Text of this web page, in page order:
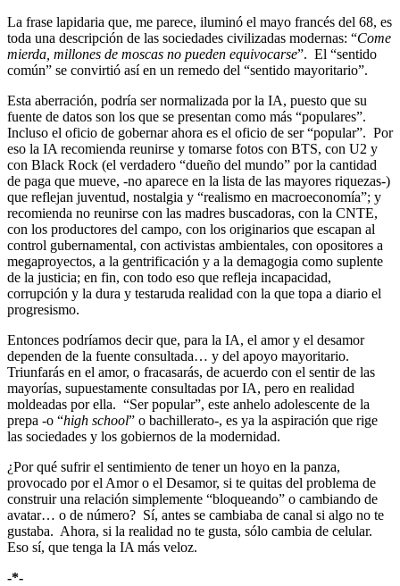
La frase lapidaria que, me parece, iluminó el mayo francés del 68, es
toda una descripción de las sociedades civilizadas modernas: “Come
mierda, millones de moscas no pueden equivocarse”. El “sentido
común” se convirtió así en un remedo del “sentido mayoritario”.
Esta aberración, podría ser normalizada por la IA, puesto que su
fuente de datos son los que se presentan como más “populares”.
Incluso el oficio de gobernar ahora es el oficio de ser “popular”. Por
eso la IA recomienda reunirse y tomarse fotos con BTS, con U2 y
con Black Rock (el verdadero “dueño del mundo” por la cantidad
de paga que mueve, -no aparece en la lista de las mayores riquezas-)
que reflejan juventud, nostalgia y “realismo en macroeconomía”; y
recomienda no reunirse con las madres buscadoras, con la CNTE,
con los productores del campo, con los originarios que escapan al
control gubernamental, con activistas ambientales, con opositores a
megaproyectos, a la gentrificación y a la demagogia como suplente
de la justicia; en fin, con todo eso que refleja incapacidad,
corrupción y la dura y testaruda realidad con la que topa a diario el
progresismo.
Entonces podríamos decir que, para la IA, el amor y el desamor
dependen de la fuente consultada… y del apoyo mayoritario.
Triunfarás en el amor, o fracasarás, de acuerdo con el sentir de las
mayorías, supuestamente consultadas por IA, pero en realidad
moldeadas por ella. “Ser popular”, este anhelo adolescente de la
prepa -o “high school” o bachillerato-, es ya la aspiración que rige
las sociedades y los gobiernos de la modernidad.
¿Por qué sufrir el sentimiento de tener un hoyo en la panza,
provocado por el Amor o el Desamor, si te quitas del problema de
construir una relación simplemente “bloqueando” o cambiando de
avatar… o de número? Sí, antes se cambiaba de canal si algo no te
gustaba. Ahora, si la realidad no te gusta, sólo cambia de celular.
Eso sí, que tenga la IA más veloz.
-*-